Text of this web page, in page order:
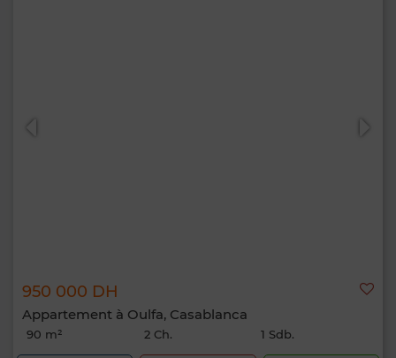
950 000 DH
Appartement à Oulfa, Casablanca
90 m² 2 Ch. 1 Sdb.